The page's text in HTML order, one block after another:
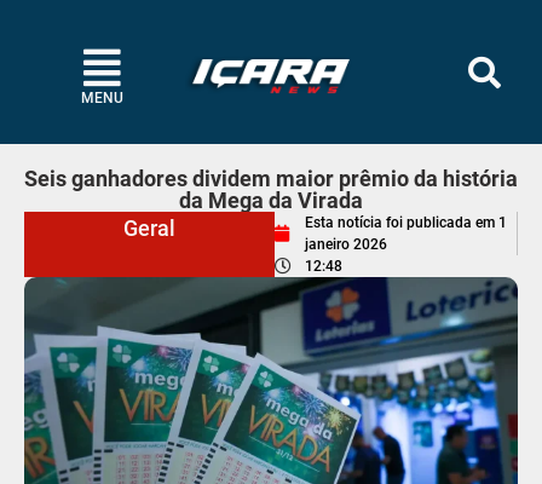
MENU
Seis ganhadores dividem maior prêmio da história
da Mega da Virada
Geral
Esta notícia foi publicada em 1
janeiro 2026
12:48